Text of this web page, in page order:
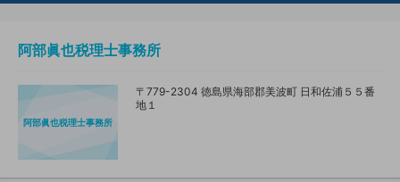
阿部眞也税理士事務所
阿部眞也税理士事務所
〒779-2304 徳島県海部郡美波町 日和佐浦５５番
地１